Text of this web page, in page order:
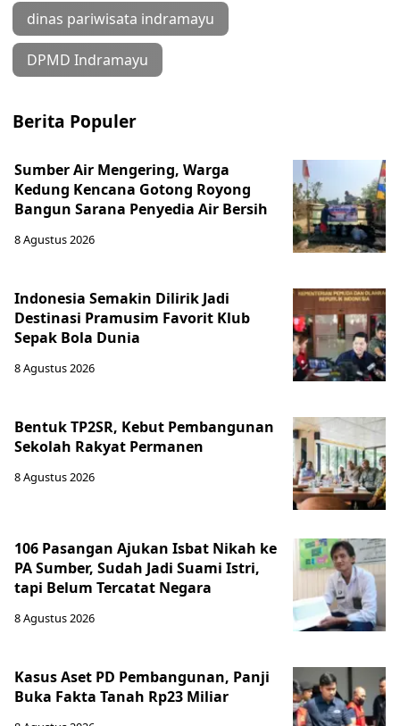
dinas pariwisata indramayu
DPMD Indramayu
Berita Populer
Sumber Air Mengering, Warga
Kedung Kencana Gotong Royong
Bangun Sarana Penyedia Air Bersih
8 Agustus 2026
Indonesia Semakin Dilirik Jadi
Destinasi Pramusim Favorit Klub
Sepak Bola Dunia
8 Agustus 2026
Bentuk TP2SR, Kebut Pembangunan
Sekolah Rakyat Permanen
8 Agustus 2026
106 Pasangan Ajukan Isbat Nikah ke
PA Sumber, Sudah Jadi Suami Istri,
tapi Belum Tercatat Negara
8 Agustus 2026
Kasus Aset PD Pembangunan, Panji
Buka Fakta Tanah Rp23 Miliar